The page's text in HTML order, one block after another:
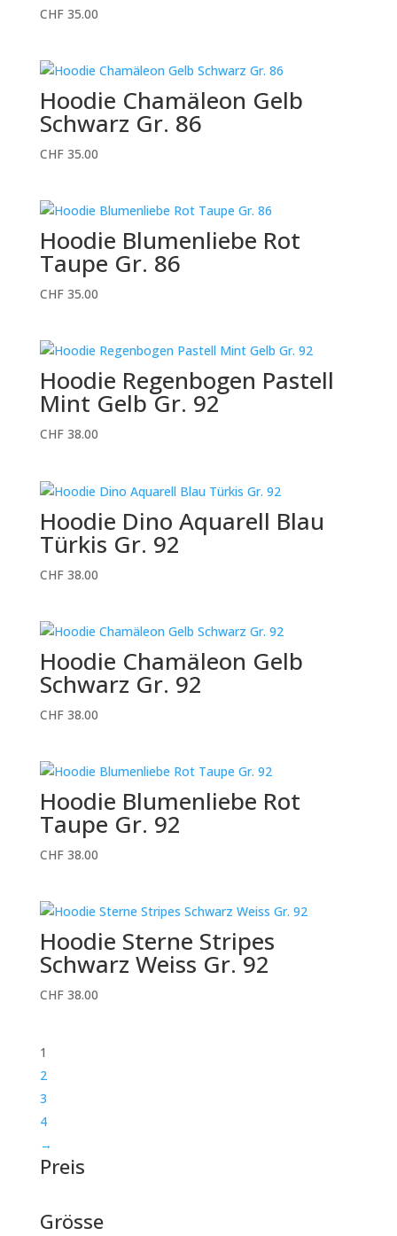
CHF35.00
Hoodie Chamäleon Gelb
Schwarz Gr. 86
CHF35.00
Hoodie Blumenliebe Rot
Taupe Gr. 86
CHF35.00
Hoodie Regenbogen Pastell
Mint Gelb Gr. 92
CHF38.00
Hoodie Dino Aquarell Blau
Türkis Gr. 92
CHF38.00
Hoodie Chamäleon Gelb
Schwarz Gr. 92
CHF38.00
Hoodie Blumenliebe Rot
Taupe Gr. 92
CHF38.00
Hoodie Sterne Stripes
Schwarz Weiss Gr. 92
CHF38.00
1
2
3
4
→
Preis
Grösse